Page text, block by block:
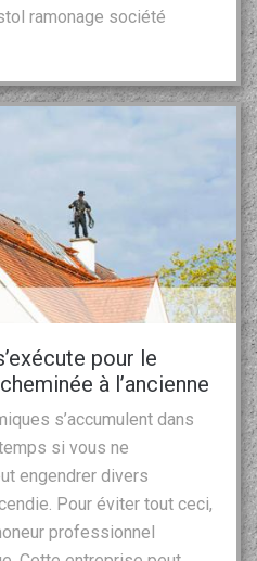
ramonage société
pour le
à l’ancienne
s’accumulent dans
si vous ne
engendrer divers
Pour éviter tout ceci,
professionnel